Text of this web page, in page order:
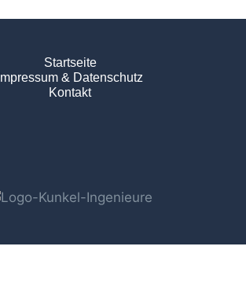
Startseite
Impressum & Datenschutz
Kontakt